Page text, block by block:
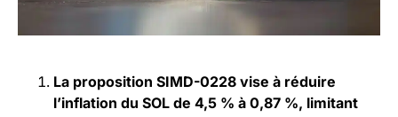
La proposition SIMD-0228 vise à réduire
l’inflation du SOL de 4,5 % à 0,87 %, limitant